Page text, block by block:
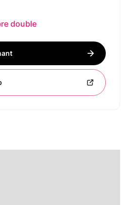
double